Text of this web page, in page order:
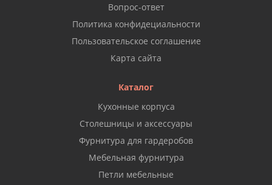
Вопрос-ответ
Политика конфидециальности
Пользовательское соглашение
Карта сайта
Каталог
Кухонные корпуса
Столешницы и аксессуары
Фурнитура для гардеробов
Мебельная фурнитура
Петли мебельные